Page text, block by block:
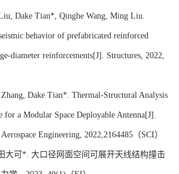
Dake Tian*, Qinghe Wang, Ming Liu.
behavior of prefabricated reinforced
diameter reinforcements[J]. Structures, 2022,
Dake Tian*. Thermal-Structural Analysis
a Modular Space Deployable Antenna[J].
Engineering, 2022,2164485 （SCI）
大可*. 大口径网面空间可展开天线结构撞击